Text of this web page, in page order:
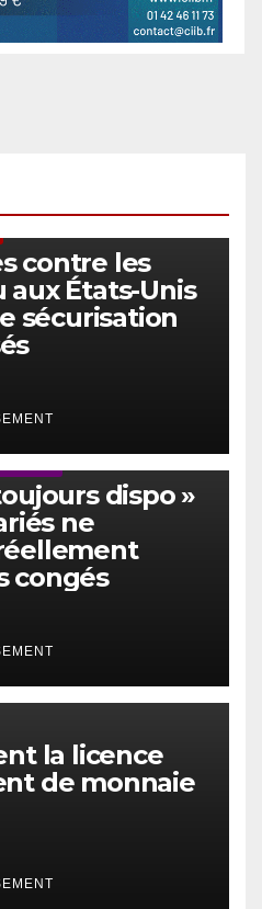
contre les
aux États-Unis
sécurisation
dispo »
ne
congés
la licence
de monnaie